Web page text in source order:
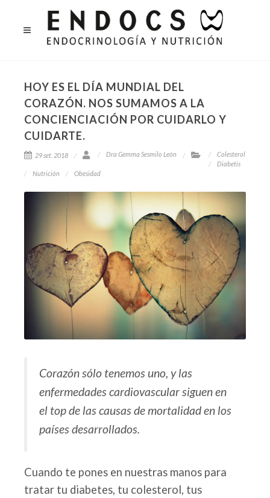
HOY ES EL DÍA MUNDIAL DEL
CORAZÓN. NOS SUMAMOS A LA
CONCIENCIACIÓN POR CUIDARLO Y
CUIDARTE.
29 set. 2018 Dra Gemma Sesmilo León
Colesterol
Diabetis
Nutrición
Obesidad
Corazón sólo tenemos uno, y las
enfermedades cardiovascular siguen en
el top de las causas de mortalidad en los
países desarrollados.
Cuando te pones en nuestras manos para
tratar tu diabetes, tu colesterol, tus